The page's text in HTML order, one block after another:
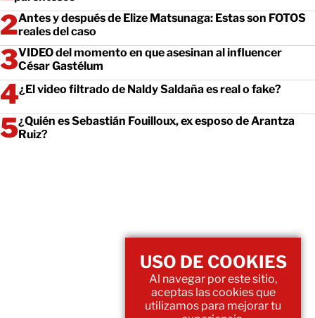
Antes y después de Elize Matsunaga: Estas son FOTOS
reales del caso
VIDEO del momento en que asesinan al influencer
César Gastélum
¿El video filtrado de Naldy Saldaña es real o fake?
¿Quién es Sebastián Fouilloux, ex esposo de Arantza
Ruiz?
USO DE COOKIES
Al navegar por este sitio,
aceptas las cookies que
utilizamos para mejorar tu